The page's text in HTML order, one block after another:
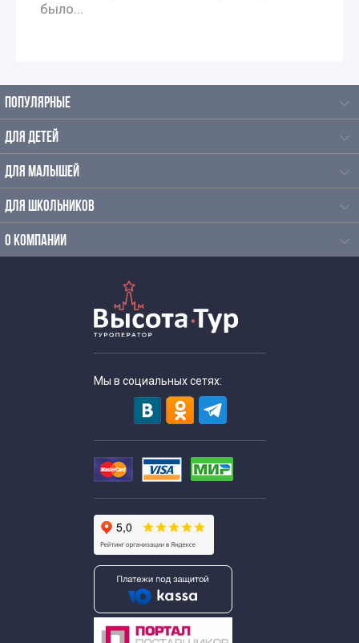
было...
ПОПУЛЯРНЫЕ
ДЛЯ ДЕТЕЙ
ДЛЯ МАЛЫШЕЙ
ДЛЯ ШКОЛЬНИКОВ
О КОМПАНИИ
Мы в социальных сетях: